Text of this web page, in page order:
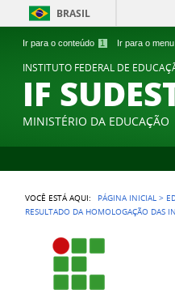
Ir para o conteúdo 1 Ir para o menu
BRASIL
INSTITUTO FEDERAL DE
IF
MINISTÉRIO DA EDUCAÇÃO
VOCÊ ESTÁ AQUI: PÁGINA INICIAL >
RESULTADO DA HOMOLOGAÇÃO DAS